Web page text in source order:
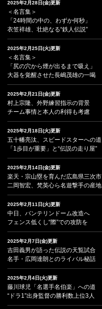
2025年2月28日(金)更新
＜名言集＞
「24時間の中の、わずか何秒」
衣笠祥雄、壮絶なる“鉄人伝説”
2025年2月25日(火)更新
＜名言集＞
「尻の穴から煙が出るまで吸え」
大器を覚醒させた長嶋茂雄の一喝
2025年2月21日(金)更新
村上宗隆、外野練習指示の背景
チーム事情と本人の利得も考慮
2025年2月18日(火)更新
五十幡亮汰、スピードスターへの道
「1歩目が重要」と“伝説の走り屋”
2025年2月14日(金)更新
楽天・宗山塁を育んだ広島県三次市
二岡智宏、梵英心ら名遊撃手の産地
2025年2月11日(火)更新
中日、バンテリンドーム改造へ
フェンス低くし“際”での攻防を
2025年2月7日(金)更新
吉田義男が語った伝説の天覧試合
名手・広岡達朗とのライバル秘話
2025年2月4日(火)更新
藤川球児「名選手名伯楽」への道
“ドラ1”出身監督の勝利数上位3人